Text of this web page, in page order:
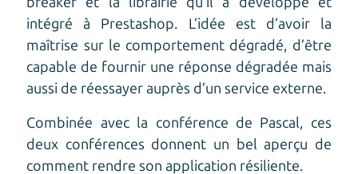
intégré à Prestashop. L’idée est d’avoir la
maîtrise sur le comportement dégradé, d’être
capable de fournir une réponse dégradée mais
aussi de réessayer auprès d’un service externe.
Combinée avec la conférence de Pascal, ces
deux conférences donnent un bel aperçu de
comment rendre son application résiliente.